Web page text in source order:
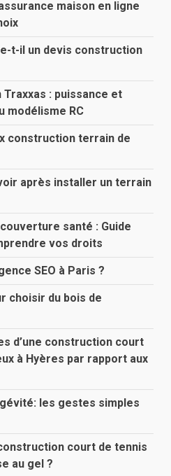
maison en ligne
t-il un devis construction
: puissance et
modélisme RC
construction terrain de
après installer un terrain
santé : Guide
vos droits
SEO à Paris ?
choisir du bois de
d’une construction court
à Hyères par rapport aux
les gestes simples
court de tennis
au gel ?